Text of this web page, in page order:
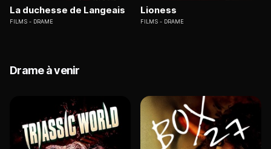
La duchesse de Langeais
FILMS DRAME
Lioness
FILMS DRAME
Drame à venir